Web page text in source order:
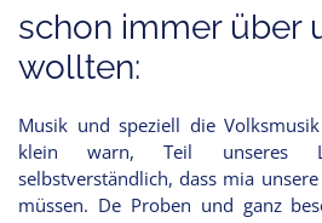
schon immer über
wollten:
Musik und speziell die
klein warn, Teil unseres
selbstverständlich, dass mia
müssen. De Proben und ganz